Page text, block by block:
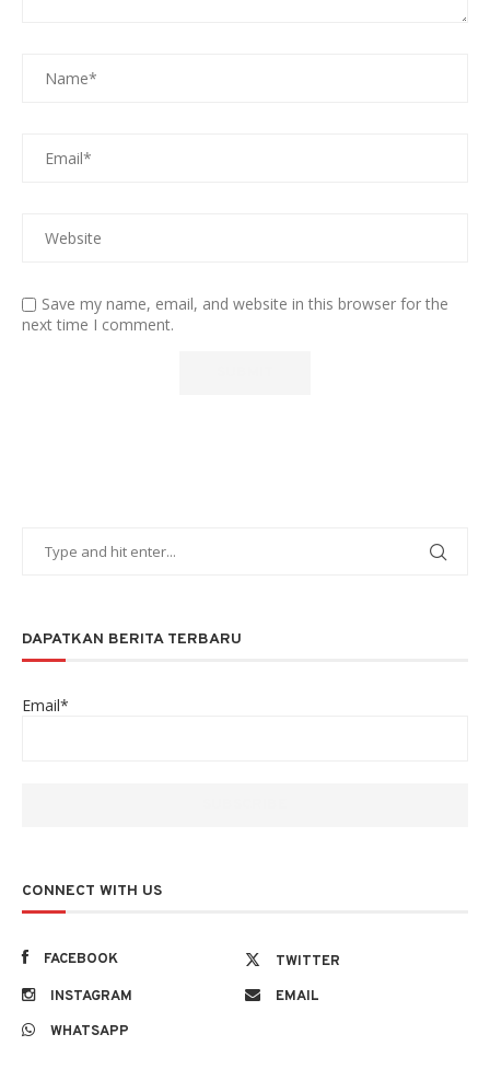
Save my name, email, and website in this browser for the
next time I comment.
DAPATKAN BERITA TERBARU
Email*
CONNECT WITH US
FACEBOOK
TWITTER
INSTAGRAM
EMAIL
WHATSAPP